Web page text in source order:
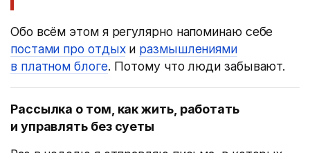
Обо всём этом я регулярно напоминаю себе
постами про отдыхи размышлениями
в платном блоге. Потому что люди забывают.
Рассылка о том, как жить, работать
и управлять без суеты